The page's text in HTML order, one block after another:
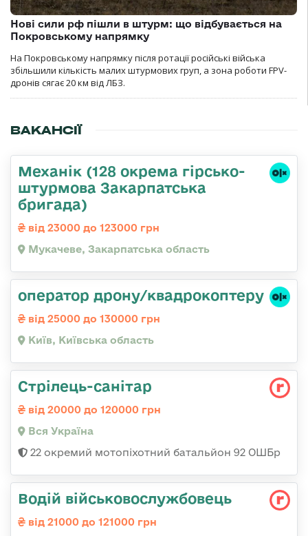
Нові сили рф пішли в штурм: що відбувається на
Покровському напрямку
На Покровському напрямку після ротації російські війська
збільшили кількість малих штурмових груп, а зона роботи FPV-
дронів сягає 20 км від ЛБЗ.
ВАКАНСІЇ
Механік (128 окрема гірсько-
штурмова Закарпатська
бригада)
від 23000 до 123000 грн
Мукачеве, Закарпатська область
оператор дрону/квадрокоптеру
від 25000 до 130000 грн
Київ, Київська область
Стрілець-санітар
від 20000 до 120000 грн
Вся Україна
22 окремий мотопіхотний батальйон 92 ОШБр
Водій військовослужбовець
від 21000 до 121000 грн